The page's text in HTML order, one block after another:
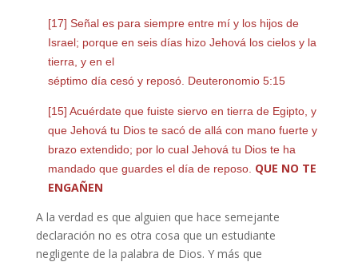
[17] Señal es para siempre entre mí y los hijos de
Israel; porque en seis días hizo Jehová los cielos y la
tierra, y en el
séptimo día cesó y reposó. Deuteronomio 5:15
[15] Acuérdate que fuiste siervo en tierra de Egipto, y
que Jehová tu Dios te sacó de allá con mano fuerte y
brazo extendido; por lo cual Jehová tu Dios te ha
mandado que guardes el día de reposo. QUE NO TE
ENGAÑEN
A la verdad es que alguien que hace semejante
declaración no es otra cosa que un estudiante
negligente de la palabra de Dios. Y más que